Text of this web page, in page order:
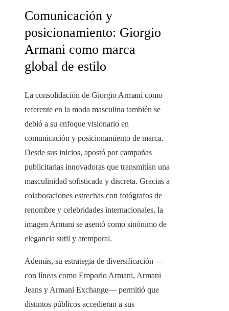
Comunicación y
posicionamiento: Giorgio
Armani como marca
global de estilo
La consolidación de Giorgio Armani como
referente en la moda masculina también se
debió a su enfoque visionario en
comunicación y posicionamiento de marca.
Desde sus inicios, apostó por campañas
publicitarias innovadoras que transmitían una
masculinidad sofisticada y discreta. Gracias a
colaboraciones estrechas con fotógrafos de
renombre y celebridades internacionales, la
imagen Armani se asentó como sinónimo de
elegancia sutil y atemporal.
Además, su estrategia de diversificación —
con líneas como Emporio Armani, Armani
Jeans y Armani Exchange— permitió que
distintos públicos accedieran a sus